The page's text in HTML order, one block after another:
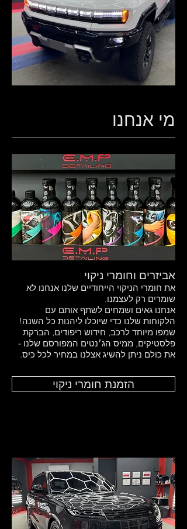
מי אנחנו
אביזרים וחומרי ניקוי
את חומרי הניקוי הייחודיים שלנו אנחנו לא
שומרים רק לעצמנו.
אנחנו גאים ושמחים לשתף אותם עם
הלקוחות שלנו כדי שיוכלו ליהנות כל השנה!
שמפו מיוחד לרכב, חידוש ריפודים, הברקת
פלסטיקים, ממיס הג׳נטים המפורסם שלנו -
את כולם ניתן להשיג אצלנו במחיר לכל כיס.
הזמנת חומרי ניקוי